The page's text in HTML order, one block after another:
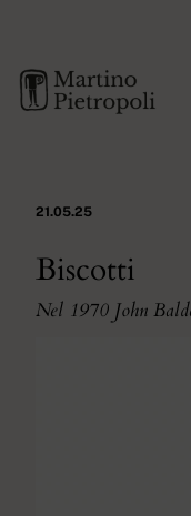
21.05.25
Biscotti
Nel 1970 John